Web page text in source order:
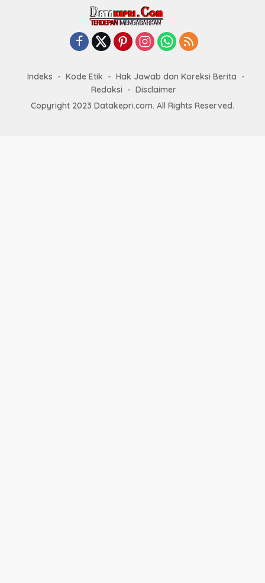
Indeks Kode Etik
Hak Jawab dan Koreksi Berita
Redaksi
Disclaimer
Copyright 2023 Datakepri.com. All Rights Reserved.